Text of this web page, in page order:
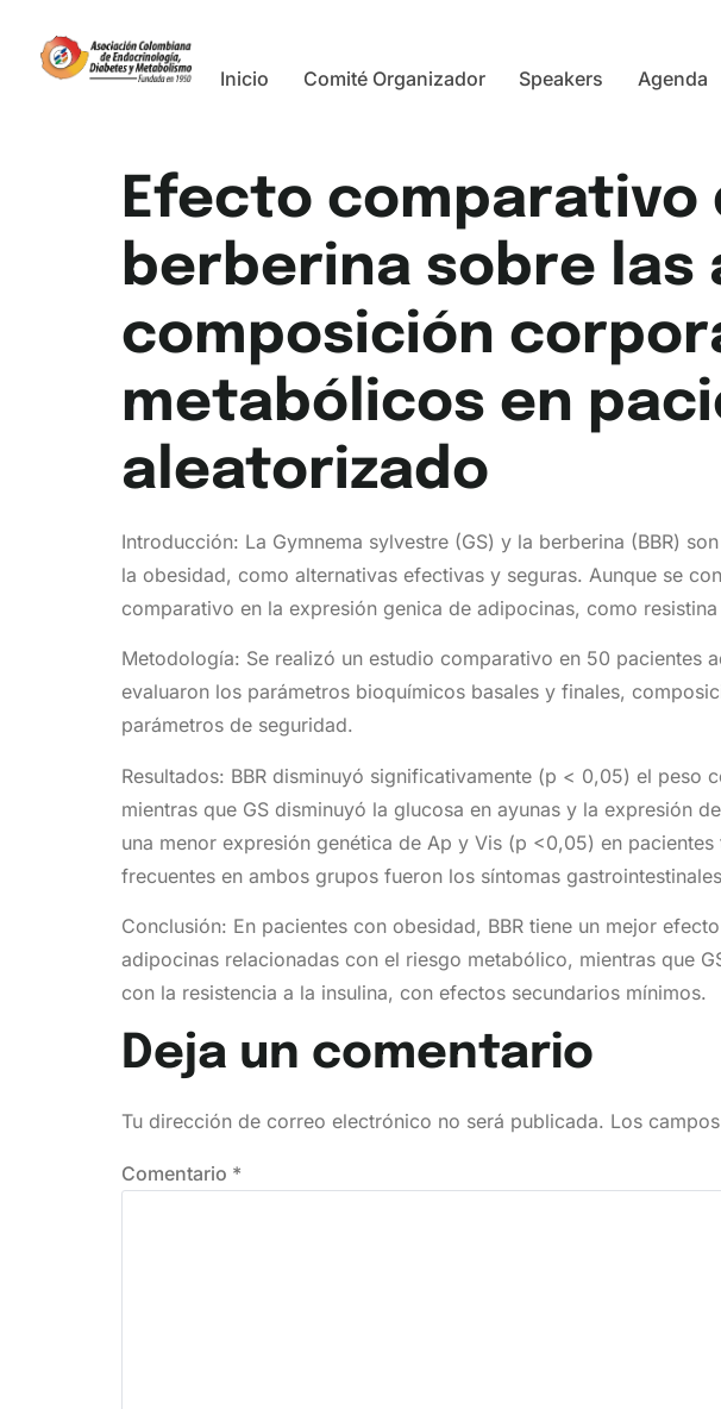
Inicio Comité Organizador Speakers Agenda
Efecto comparativo
berberina sobre las
composición
metabólicos en
aleatorizado
Introducción: La Gymnema sylvestre (GS) y la berberina (BBR)
la obesidad, como alternativas efectivas y seguras. Aunque se
comparativo en la expresión genica de adipocinas, como
Metodología: Se realizó un estudio comparativo en 50 pacientes
evaluaron los parámetros bioquímicos basales y finales,
parámetros de seguridad.
Resultados: BBR disminuyó significativamente (p < 0,05) el
mientras que GS disminuyó la glucosa en ayunas y la expresión
una menor expresión genética de Ap y Vis (p <0,05) en
frecuentes en ambos grupos fueron los síntomas
Conclusión: En pacientes con obesidad, BBR tiene un mejor
adipocinas relacionadas con el riesgo metabólico, mientras que
con la resistencia a la insulina, con efectos secundarios mínimos.
Deja un comentario
Tu dirección de correo electrónico no será publicada. Los
Comentario *